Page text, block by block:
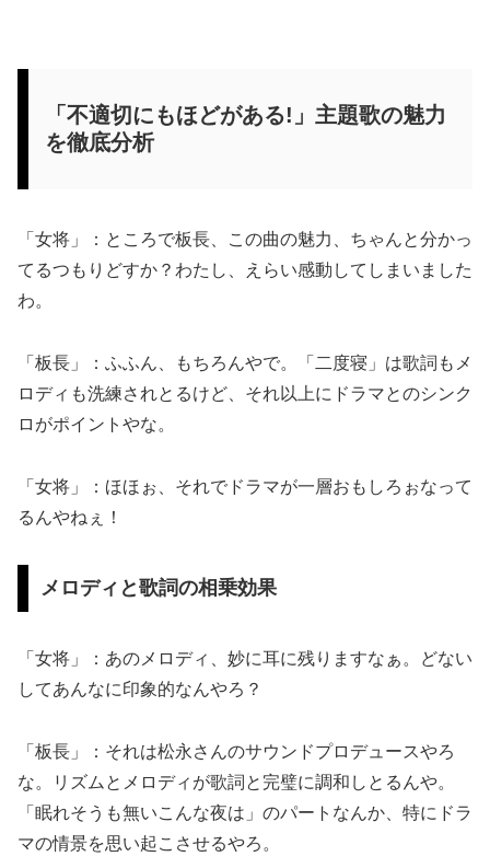
「不適切にもほどがある!」主題歌の魅力
を徹底分析
「女将」：ところで板長、この曲の魅力、ちゃんと分かっ
てるつもりどすか？わたし、えらい感動してしまいました
わ。
「板長」：ふふん、もちろんやで。「二度寝」は歌詞もメ
ロディも洗練されとるけど、それ以上にドラマとのシンク
ロがポイントやな。
「女将」：ほほぉ、それでドラマが一層おもしろぉなって
るんやねぇ！
メロディと歌詞の相乗効果
「女将」：あのメロディ、妙に耳に残りますなぁ。どない
してあんなに印象的なんやろ？
「板長」：それは松永さんのサウンドプロデュースやろ
な。リズムとメロディが歌詞と完璧に調和しとるんや。
「眠れそうも無いこんな夜は」のパートなんか、特にドラ
マの情景を思い起こさせるやろ。